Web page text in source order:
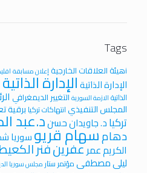
Tags
iهيئة العلاقات الخارجية إعلان مسابقة
الإدارة الذاتيةالإدارة
الذاتية الازمة السوريةالتغيير الديمغرافي
المجلس التنفيذيانتهاكات تركيا برقية
تركياد. جاويدان حسند.عبد
دهامسهام قريوسوريا
الكريم عمرعفرينفنر
ليلى مصطفىمؤتمر ستار مجلس سوريا